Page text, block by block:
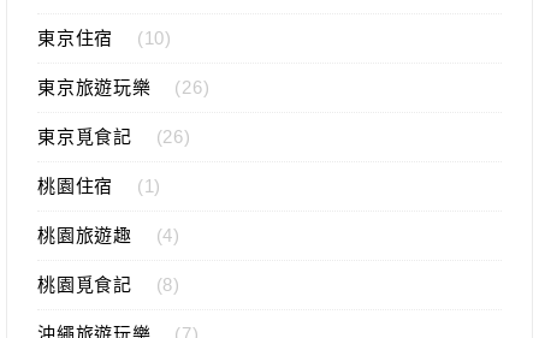
東京住宿 (10)
東京旅遊玩樂 (26)
東京覓食記 (26)
桃園住宿 (1)
桃園旅遊趣 (4)
桃園覓食記 (8)
沖繩旅遊玩樂 (7)